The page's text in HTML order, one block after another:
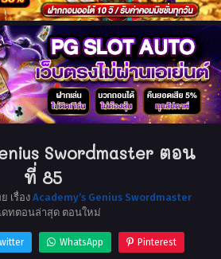
Swordmaster ตอน
ที่ 85
เรื่อง Academy’s Genius Swordmaster
ดทตอนล่าสุด ตอนใหม่
WhatsApp Pinterest